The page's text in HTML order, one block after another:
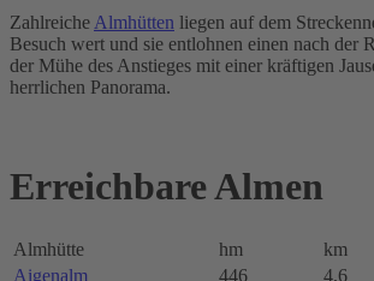
Zahlreiche Almhütten liegen auf dem
Besuch wert und sie entlohnen einen nach der
der Mühe des Anstieges mit einer kräftigen
herrlichen Panorama.
Erreichbare Almen
Almhütte hm km
Aigenalm
446 4,6